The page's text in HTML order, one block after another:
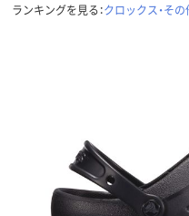
ランキングを見る：クロックス・そ